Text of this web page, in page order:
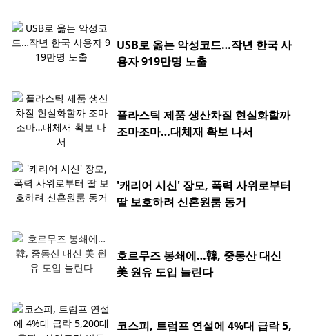
USB로 옮는 악성코드…작년 한국 사
용자 919만명 노출
플라스틱 제품 생산차질 현실화할까
조마조마…대체재 확보 나서
'캐리어 시신' 장모, 폭력 사위로부터
딸 보호하려 신혼원룸 동거
호르무즈 봉쇄에…韓, 중동산 대신
美 원유 도입 늘린다
코스피, 트럼프 연설에 4%대 급락 5,